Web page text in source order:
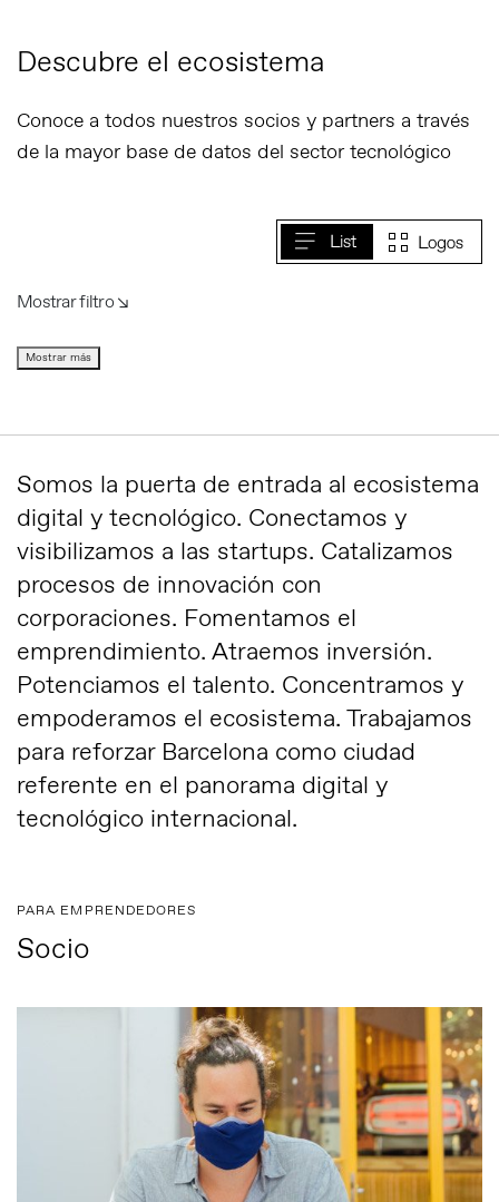
Descubre el ecosistema
Conoce a todos nuestros socios y partners a través
de la mayor base de datos del sector tecnológico
Mostrar filtro ↘︎
Mostrar más
Somos la puerta de entrada al ecosistema
digital y tecnológico. Conectamos y
visibilizamos a las startups. Catalizamos
procesos de innovación con
corporaciones. Fomentamos el
emprendimiento. Atraemos inversión.
Potenciamos el talento. Concentramos y
empoderamos el ecosistema. Trabajamos
para reforzar Barcelona como ciudad
referente en el panorama digital y
tecnológico internacional.
PARA EMPRENDEDORES
Socio